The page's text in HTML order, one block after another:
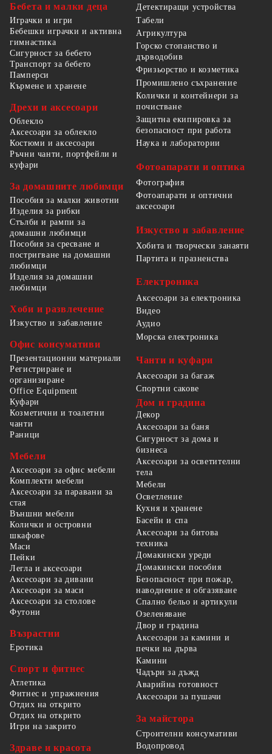
Бебета и малки деца
Играчки и игри
Бебешки играчки и активна
гимнастика
Сигурност за бебето
Транспорт за бебето
Памперси
Кърмене и хранене
Дрехи и аксесоари
Облекло
Аксесоари за облекло
Костюми и аксесоари
Ръчни чанти, портфейли и
куфари
За домашните любимци
Пособия за малки животни
Изделия за рибки
Стълби и рампи за
домашни любимци
Пособия за сресване и
постригване на домашни
любимци
Изделия за домашни
любимци
Хоби и развлечение
Изкуство и забавление
Офис консумативи
Презентационни материали
Регистриране и
организиране
Office Equipment
Детектиращи устройства
Табели
Агрикултура
Горско стопанство и
дърводобив
Фризьорство и козметика
Промишлено съхранение
Колички и контейнери за
почистване
Защитна екипировка за
безопасност при работа
Наука и лаборатории
Фотоапарати и оптика
Фотография
Фотоапарати и оптични
аксесоари
Изкуство и забавление
Хобита и творчески занаяти
Партита и празненства
Електроника
Аксесоари за електроника
Видео
Аудио
Морска електроника
Чанти и куфари
Аксесоари за багаж
Спортни сакове
Куфари
Козметични и тоалетни
чанти
Раници
Мебели
Аксесоари за офис мебели
Комплекти мебели
Аксесоари за паравани за
стая
Външни мебели
Колички и островни
шкафове
Маси
Пейки
Легла и аксесоари
Аксесоари за дивани
Аксесоари за маси
Аксесоари за столове
Футони
Възрастни
Еротика
Спорт и фитнес
Атлетика
Фитнес и упражнения
Отдих на открито
Отдих на открито
Игри на закрито
Здраве и красота
Дом и градина
Декор
Аксесоари за баня
Сигурност за дома и
бизнеса
Аксесоари за осветителни
тела
Мебели
Осветление
Кухня и хранене
Басейн и спа
Аксесоари за битова
техника
Домакински уреди
Домакински пособия
Безопасност при пожар,
наводнение и обгазяване
Спално бельо и артикули
Озеленяване
Двор и градина
Аксесоари за камини и
печки на дърва
Камини
Чадъри за дъжд
Аварийна готовност
Аксесоари за пушачи
За майстора
Строителни консумативи
Водопровод